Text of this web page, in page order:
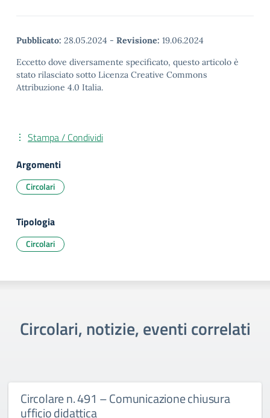
Pubblicato: 28.05.2024 - Revisione: 19.06.2024
Eccetto dove diversamente specificato, questo articolo è
stato rilasciato sotto Licenza Creative Commons
Attribuzione 4.0 Italia.
Stampa / Condividi
Argomenti
Circolari
Tipologia
Circolari
Circolari, notizie, eventi correlati
Circolare n. 491 – Comunicazione chiusura
ufficio didattica